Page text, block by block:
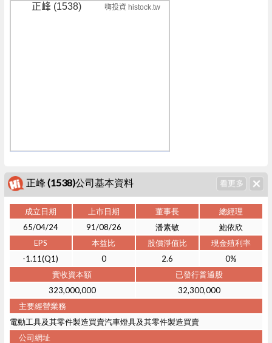
正峰 (1538) 嗨投資 histock.tw
正峰 (1538)公司基本資料
成立日期 上市日期 董事長
總經理
65/04/24
91/08/26 潘素敏
鮑依欣
EPS
本益比 股價淨值比
現金殖利率
-1.11(Q1)
0 2.6
0%
實收資本額
已發行普通股
323,000,000
32,300,000
主要經營業務
電動工具及其零件製造買賣汽車燈具及其零件製造買賣
公司網址